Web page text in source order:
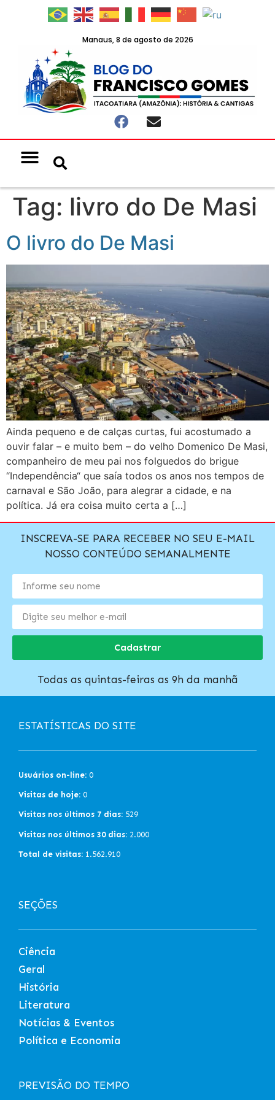
Manaus, 8 de agosto de 2026
Tag: livro do De Masi
O livro do De Masi
Ainda pequeno e de calças curtas, fui acostumado a
ouvir falar – e muito bem – do velho Domenico De Masi,
companheiro de meu pai nos folguedos do brigue
“Independência“ que saía todos os anos nos tempos de
carnaval e São João, para alegrar a cidade, e na
política. Já era coisa muito certa a […]
INSCREVA-SE PARA RECEBER NO SEU E-MAIL
NOSSO CONTEÚDO SEMANALMENTE
Cadastrar
Todas as quintas-feiras as 9h da manhã
ESTATÍSTICAS DO SITE
Usuários on-line: 0
Visitas de hoje: 0
Visitas nos últimos 7 dias: 529
Visitas nos últimos 30 dias: 2.000
Total de visitas: 1.562.910
SEÇÕES
Ciência
Geral
História
Literatura
Notícias & Eventos
Política e Economia
PREVISÃO DO TEMPO